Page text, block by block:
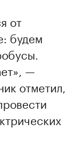
от
будем
—
отметил,